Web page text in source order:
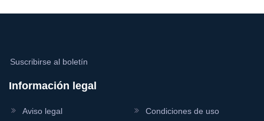
Suscribirse al boletín
Información legal
Aviso legal Condiciones de uso